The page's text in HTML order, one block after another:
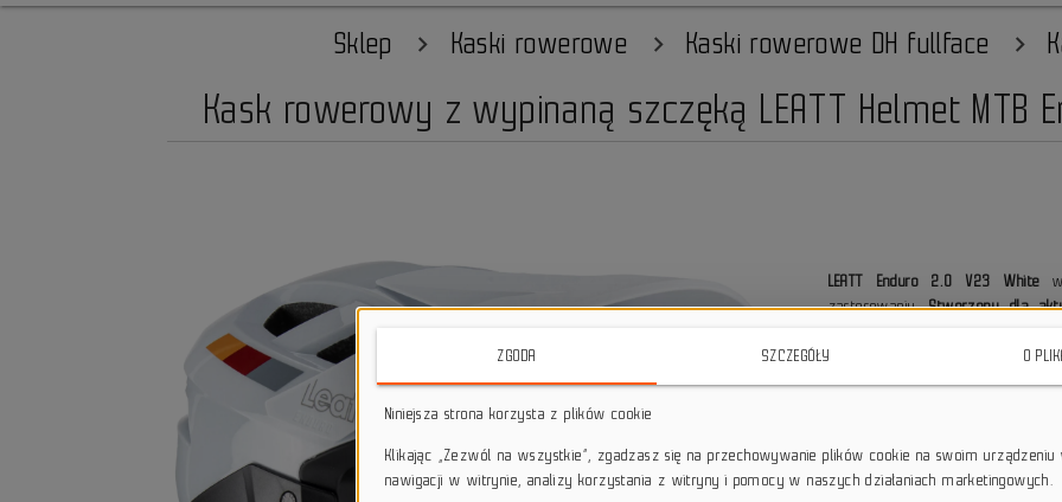
Sklep Kaski rowerowe Kaski rowerowe DH fullface
Kask rowerowy z wypinaną szczęką LEATT Helmet MTB
LEATT Enduro 2.0 V23 White
zastosowaniu.Stworzony dla
, idealne
star_borderstar_borderstar_borderstar_borderstar_border
local_shipping Darmowa dostawa przy
Dotyczy wysyłki na terenie
ZGODA SZCZEGÓŁY O
Niniejsza strona korzysta z plików cookie
Klikając „Zezwól na wszystkie”, zgadzasz się na przechowywanie plików cookie na swoim urządzeniu
nawigacji w witrynie, analizy korzystania z witryny i pomocy w naszych działaniach marketingowych.